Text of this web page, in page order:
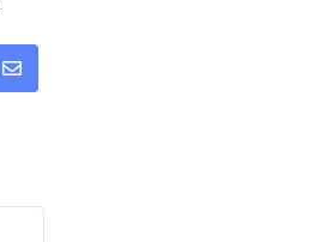
Share